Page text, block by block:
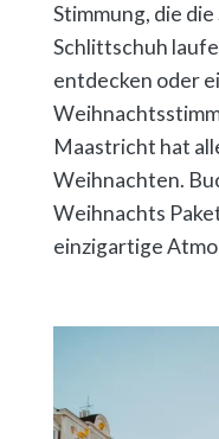
Stimmung, die
Schlittschuh
entdecken oder
Maastricht hat
Weihnachten.
Weihnachts
einzigartige